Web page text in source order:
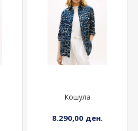
Кошула
8.290,00 ден.